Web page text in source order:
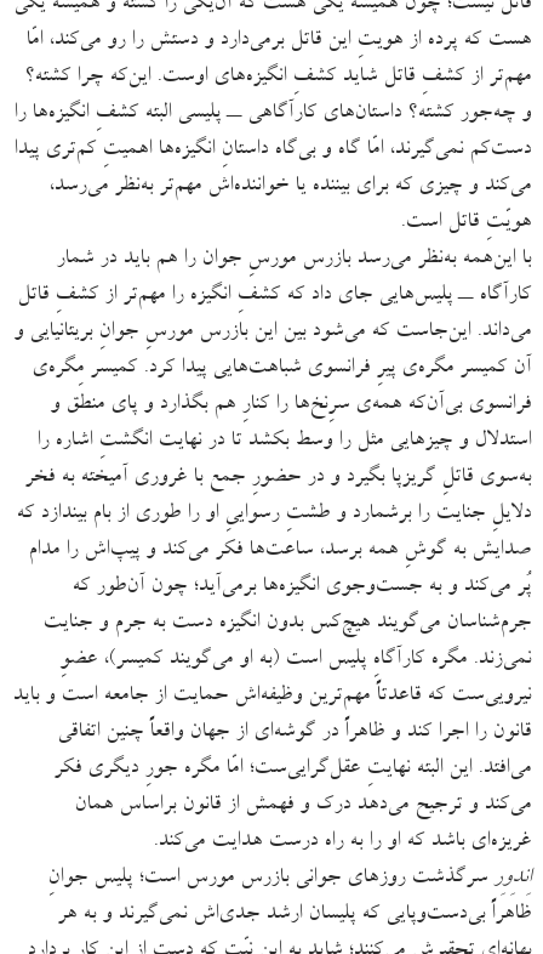
قاتل نیست؛ چون همیشه یکی هست که آن‌یکی را کشته و همیشه یکی
هست که پرده از هویتِ این قاتل برمی‌دارد و دستش‌ را رو می‌کند، امّا
مهم‌تر از کشفِ قاتل شاید کشفِ انگیزه‌های اوست. این‌که چرا کشته؟
و چه‌جور کشته؟ داستان‌های کارآگاهی ــ پلیسی البته کشفِ انگیزه‌ها را
دست‌کم نمی‌گیرند، امّا گاه و بی‌گاه داستانِ انگیزه‌ها اهمیتِ کم‌تری پیدا
می‌کند و چیزی که برای بیننده یا خواننده‌اش مهم‌تر به‌نظر می‌رسد،
هویّتِ قاتل است.
با این‌همه به‌نظر می‌رسد بازرس مورسِ جوان را هم باید در شمار
کارآگاه ــ پلیس‌هایی جای داد که کشفِ انگیزه را مهم‌تر از کشفِ قاتل
می‌داند. این‌جاست که می‌شود بین این بازرس مورسِ جوانِ بریتانیایی و
آن کمیسر مگره‌ی پیرِ فرانسوی شباهت‌هایی پیدا کرد. کمیسر مِگره‌ی
فرانسوی بی‌آن‌که همه‌ی سرِنخ‌ها را کنارِ هم بگذارد و پای منطق و
استدلال و چیزهایی مثل را وسط بکشد تا در نهایت انگشتِ اشاره را
به‌سوی قاتلِ گریزپا بگیرد و در حضورِ جمع با غروری آمیخته به فخر
دلایلِ جنایت را برشمارد و طشتِ رسواییِ او را طوری از بام بیندازد که
صدایش به گوشِ همه برسد، ساعت‌ها فکر می‌کند و پیپ‌اش را مدام
پُر می‌کند و به جست‌وجوی انگیزه‌ها برمی‌آید؛ چون آن‌طور که
جرم‌شناسان می‌گویند هیچ‌کس بدون انگیزه دست به جرم و جنایت
نمی‌زند. مگره کارآگاهِ پلیس است (به او می‌گویند کمیسر)، عضوِ
نیرویی‌‌ست که قاعدتاً مهم‌ترین وظیفه‌اش حمایت از جامعه است و باید
قانون را اجرا کند و ظاهراً در گوشه‌ای از جهان واقعاً چنین اتفاقی
می‌افتد. این البته نهایتِ عقل‌گرایی‌‌ست؛ امّا مگره جورِ دیگری فکر
می‌کند و ترجیح می‌دهد درک و فهمش از قانون براساس همان
غریزه‌ای باشد که او را به راه درست هدایت می‌کند.
اِندِوِر سرگذشت روزهای جوانی بازرس مورس است؛ پلیس جوانِ
ظاهراً بی‌دست‌وپایی که پلیسان ارشد جدی‌اش نمی‌گیرند و به هر